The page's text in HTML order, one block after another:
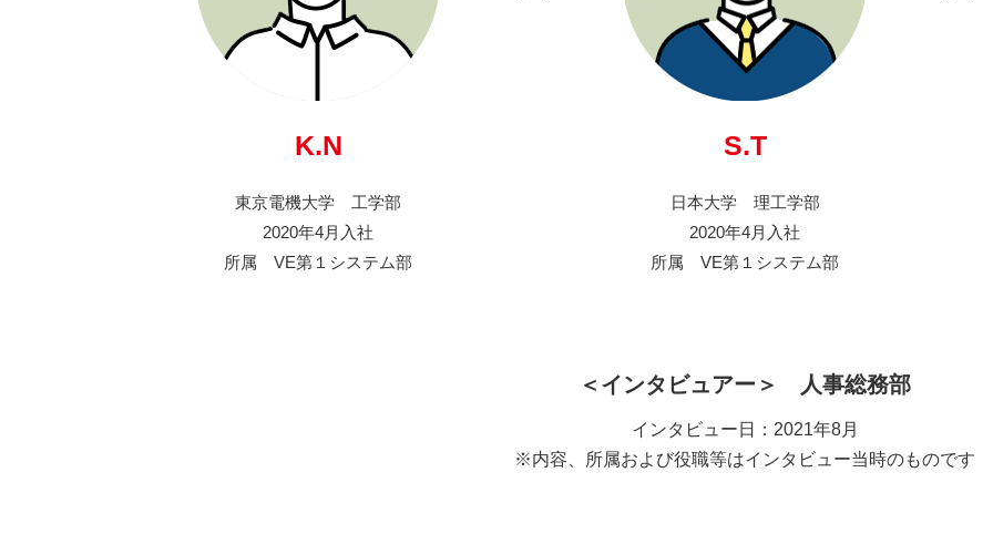
K.N
東京電機大学 工学部
2020年4月入社
所属 VE第１システム部
S.T
日本大学 理工学部
2020年4月入社
所属 VE第１システム部
＜インタビュアー＞ 人事総務部
インタビュー日：2021年8月
※内容、所属および役職等はインタビュー当時のものです